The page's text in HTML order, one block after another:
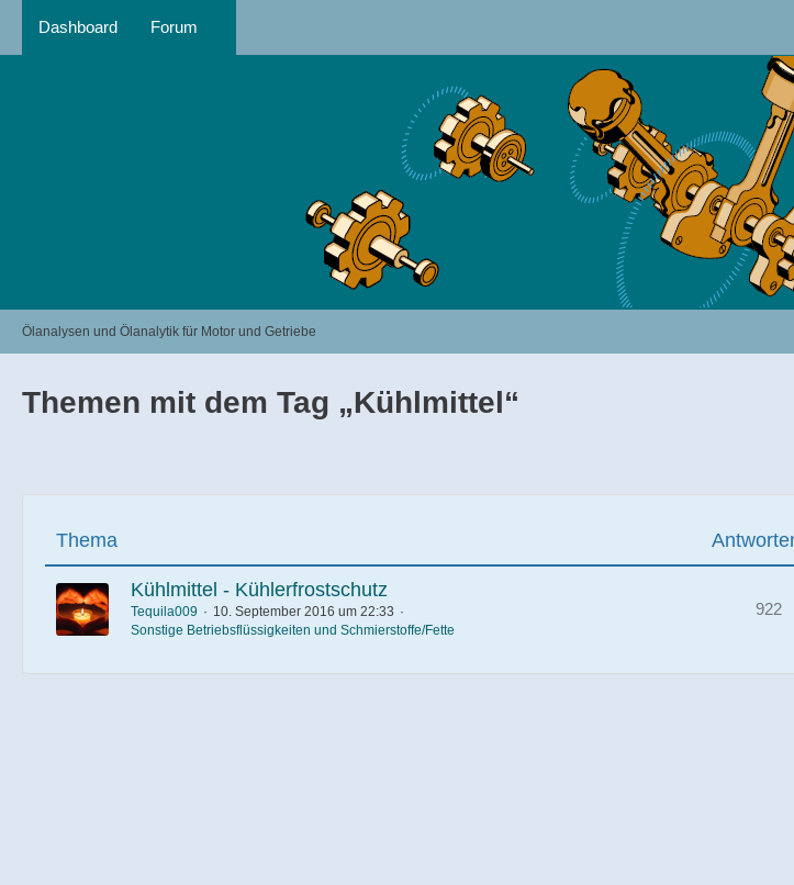
Dashboard Forum
Ölanalysen und Ölanalytik für Motor und Getriebe
Themen mit dem Tag „Kühlmittel“
Thema
Kühlmittel - Kühlerfrostschutz
Tequila009
10. September 2016 um 22:33
Sonstige Betriebsflüssigkeiten und Schmierstoffe/Fette
922